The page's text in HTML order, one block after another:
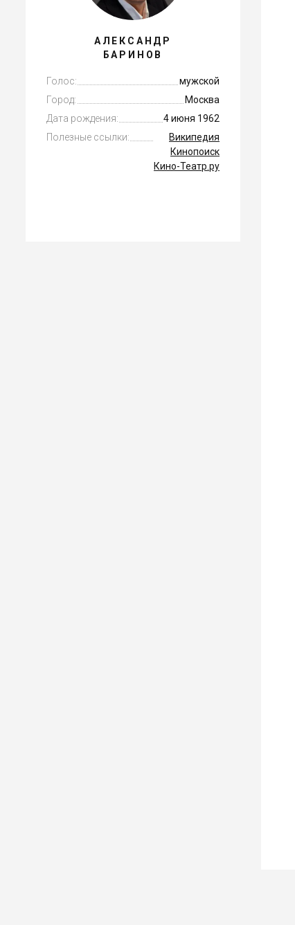
АЛЕКСАНДР
БАРИНОВ
Голос:
мужской
Город:
Москва
Дата рождения:
4 июня 1962
Полезные ссылки:
Википедия
Кинопоиск
Кино-Театр.ру